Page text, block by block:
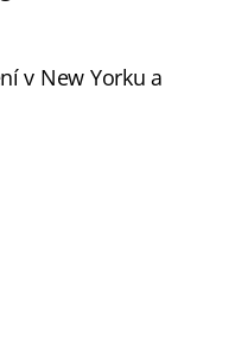
v New Yorku a